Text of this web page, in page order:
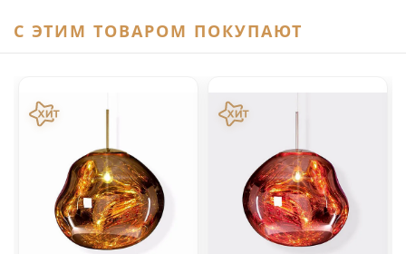
C ЭТИМ ТОВАРОМ ПОКУПАЮТ